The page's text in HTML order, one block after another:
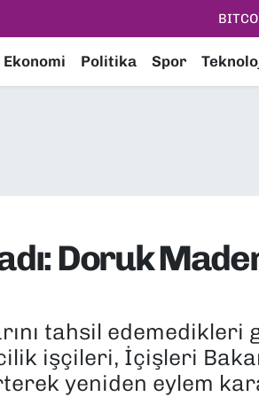
Ekonomi Politika Spor
Doruk
tahsil edemedikleri
işçileri, İçişleri
yeniden eylem